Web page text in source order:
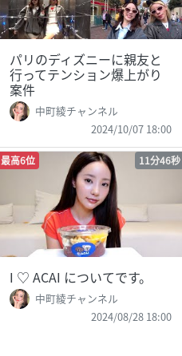
パリのディズニーに親友と
行ってテンション爆上がり
案件
中町綾チャンネル
2024/10/07 18:00
最高6位 11分46秒
I ♡ ACAI についてです。
中町綾チャンネル
2024/08/28 18:00